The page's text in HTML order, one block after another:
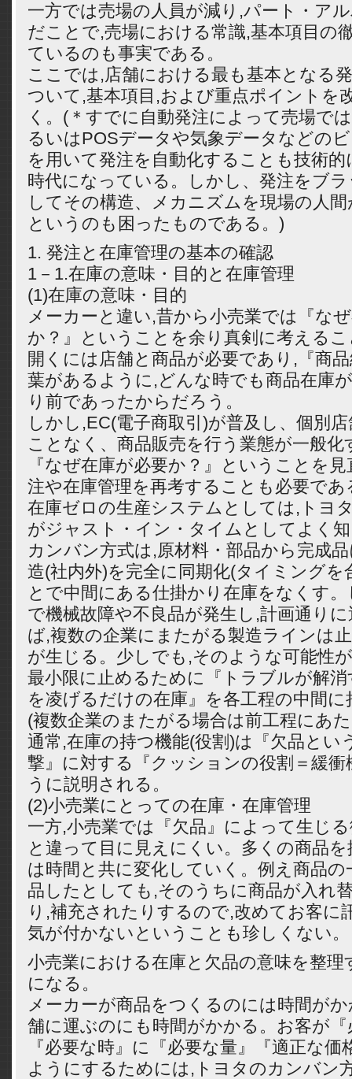
一方では売場の人員が減り,パート・ア
だことで,売場における常識,基本項目の
ているのも事実である。
ここでは,店舗における最も基本となる
ついて,基本項目,および重点ポイントを
く。(＊すでに自動発注によって売場で
るいはPOSデータや気象データなどの
を用いて発注を自動化することも技術
時代になっている。しかし、発注をブ
してその構造、メカニズムを現場の人
というのも困ったものである。)
1. 発注と在庫管理の基本の確認
1－1.在庫の意味・目的と在庫管理
(1)在庫の意味・目的
メーカーと違い,昔から小売業では『な
か？』ということを余り真剣に考える
開くには店舗と商品が必要であり,『商
葉があるように,どんな時でも商品在庫
り前であったからだろう。
しかし,EC(電子商取引)が普及し、個別
ことなく、商品販売を行う業態が一般化
『なぜ在庫が必要か？』ということを
注や在庫管理を再考することも必要であ
在庫ゼロの生産システムとしては,トヨ
がジャスト・イン・タイムとしてよく
カンバン方式は,原材料・部品から完成
造(社内外)を完全に同期化(タイミング
とで中間にある仕掛かり在庫をなくす
で機械故障や不良品が発生し,計画通り
ば,複数の企業にまたがる製造ラインは
が生じる。少しでも,そのような可能性
最小限に止めるために『トラブルが解
を凌げるだけの在庫』を各工程の中間
(複数企業のまたがる場合は前工程にあ
通常,在庫の持つ機能(役割)は『欠品とい
撃』に対する『クッションの役割＝緩
うに説明される。
(2)小売業にとっての在庫・在庫管理
一方,小売業では『欠品』によって生じ
と違って目に見えにくい。多くの商品
は時間と共に変化していく。例え商品の
品したとしても,そのうちに商品が入れ
り,補充されたりするので,改めてお客に
気が付かないということも珍しくない。
小売業における在庫と欠品の意味を整
になる。
メーカーが商品をつくるのには時間が
舗に運ぶのにも時間がかかる。お客が
『必要な時』に『必要な量』『適正な
ようにするためには,トヨタのカンバン